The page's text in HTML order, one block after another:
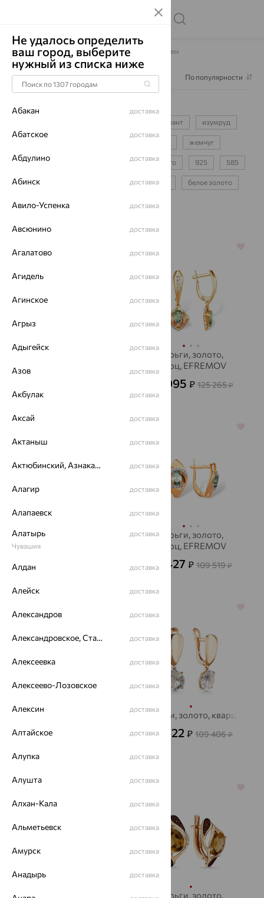
Главная Каталог Серьги Серьги с кварцем
Фильтр 1 По популярности
бриллиант изумруд
жемчуг
протяжки детские конго 925 585
750 желтое золото белое золото
золотые серебряные
Серьги, золото,
Серьги, золото,
кварц, EFREMOV
45 095 ₽ 125 265₽
Серьги, золото,
кварц, SOKOLOV
71 170
Серьги, золото,
кварц, EFREMOV
39 427₽ 109 519₽
Серьги, серебро,
Серьги, золото, кварц
32 822₽ 109 406₽
Серьги, серебро,
Серьги, золото,
Не удалось определить
ваш город, выберите
нужный из списка ниже
Абакан доставка
Абатское доставка
Абдулино доставка
Абинск доставка
Авило-Успенка доставка
Авсюнино доставка
Агалатово доставка
Агидель доставка
Агинское доставка
Агрыз доставка
Адыгейск доставка
Азов доставка
Акбулак доставка
Аксай доставка
Актаныш доставка
Актюбинский, Азнакаевский район доставка
Алагир доставка
Алапаевск доставка
Алатырь
Чувашия
доставка
Алдан доставка
Алейск доставка
Александров доставка
Александровское, Ставропольский край доставка
Алексеевка доставка
Алексеево-Лозовское доставка
Алексин доставка
Алтайское доставка
Алупка доставка
Алушта доставка
Алхан-Кала доставка
Альметьевск доставка
Амурск доставка
Анадырь доставка